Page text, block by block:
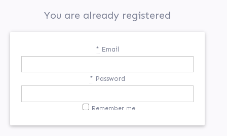
You are already registered
* Email
* Password
Remember me